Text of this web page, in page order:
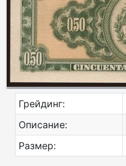
Грейдинг:
Описание:
Размер: